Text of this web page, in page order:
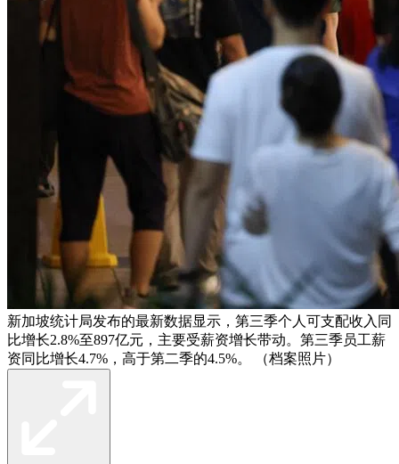
新加坡统计局发布的最新数据显示，第三季个人可支配收入同
比增长2.8%至897亿元，主要受薪资增长带动。第三季员工薪
资同比增长4.7%，高于第二季的4.5%。 （档案照片）